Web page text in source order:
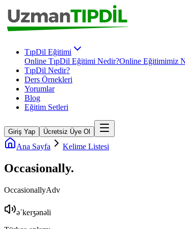
TıpDil Eğitimi
Online TıpDil Eğitimi Nedir?Online Eğitimimiz
TıpDil Nedir?
Ders Örnekleri
Yorumlar
Blog
Eğitim Setleri
Giriş Yap Ücretsiz Üye Ol
Ana Sayfa Kelime Listesi
Occasionally.
OccasionallyAdv
əˈkeɪʒənəli